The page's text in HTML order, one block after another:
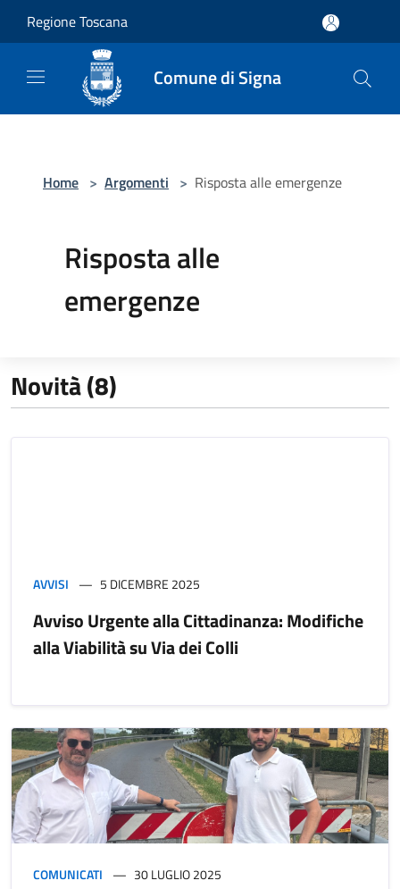
Regione Toscana
Comune di Signa
Home > Argomenti > Risposta alle emergenze
Risposta alle
emergenze
Novità (8)
AVVISI 5 DICEMBRE 2025
Avviso Urgente alla Cittadinanza: Modifiche
alla Viabilità su Via dei Colli
COMUNICATI 30 LUGLIO 2025